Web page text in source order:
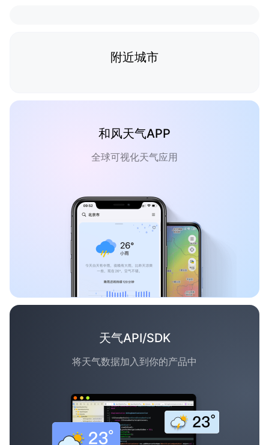
附近城市
和风天气APP
全球可视化天气应用
天气API/SDK
将天气数据加入到你的产品中